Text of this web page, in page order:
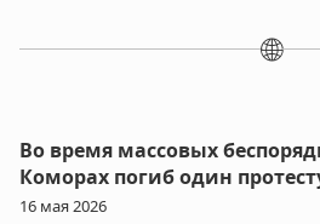
🌐
Во время массовых
Коморах погиб один
16 мая 2026